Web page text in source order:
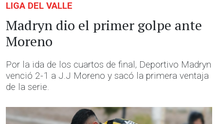
LIGA DEL VALLE
Madryn dio el primer golpe ante
Moreno
Por la ida de los cuartos de final, Deportivo Madryn
venció 2-1 a J.J Moreno y sacó la primera ventaja
de la serie.